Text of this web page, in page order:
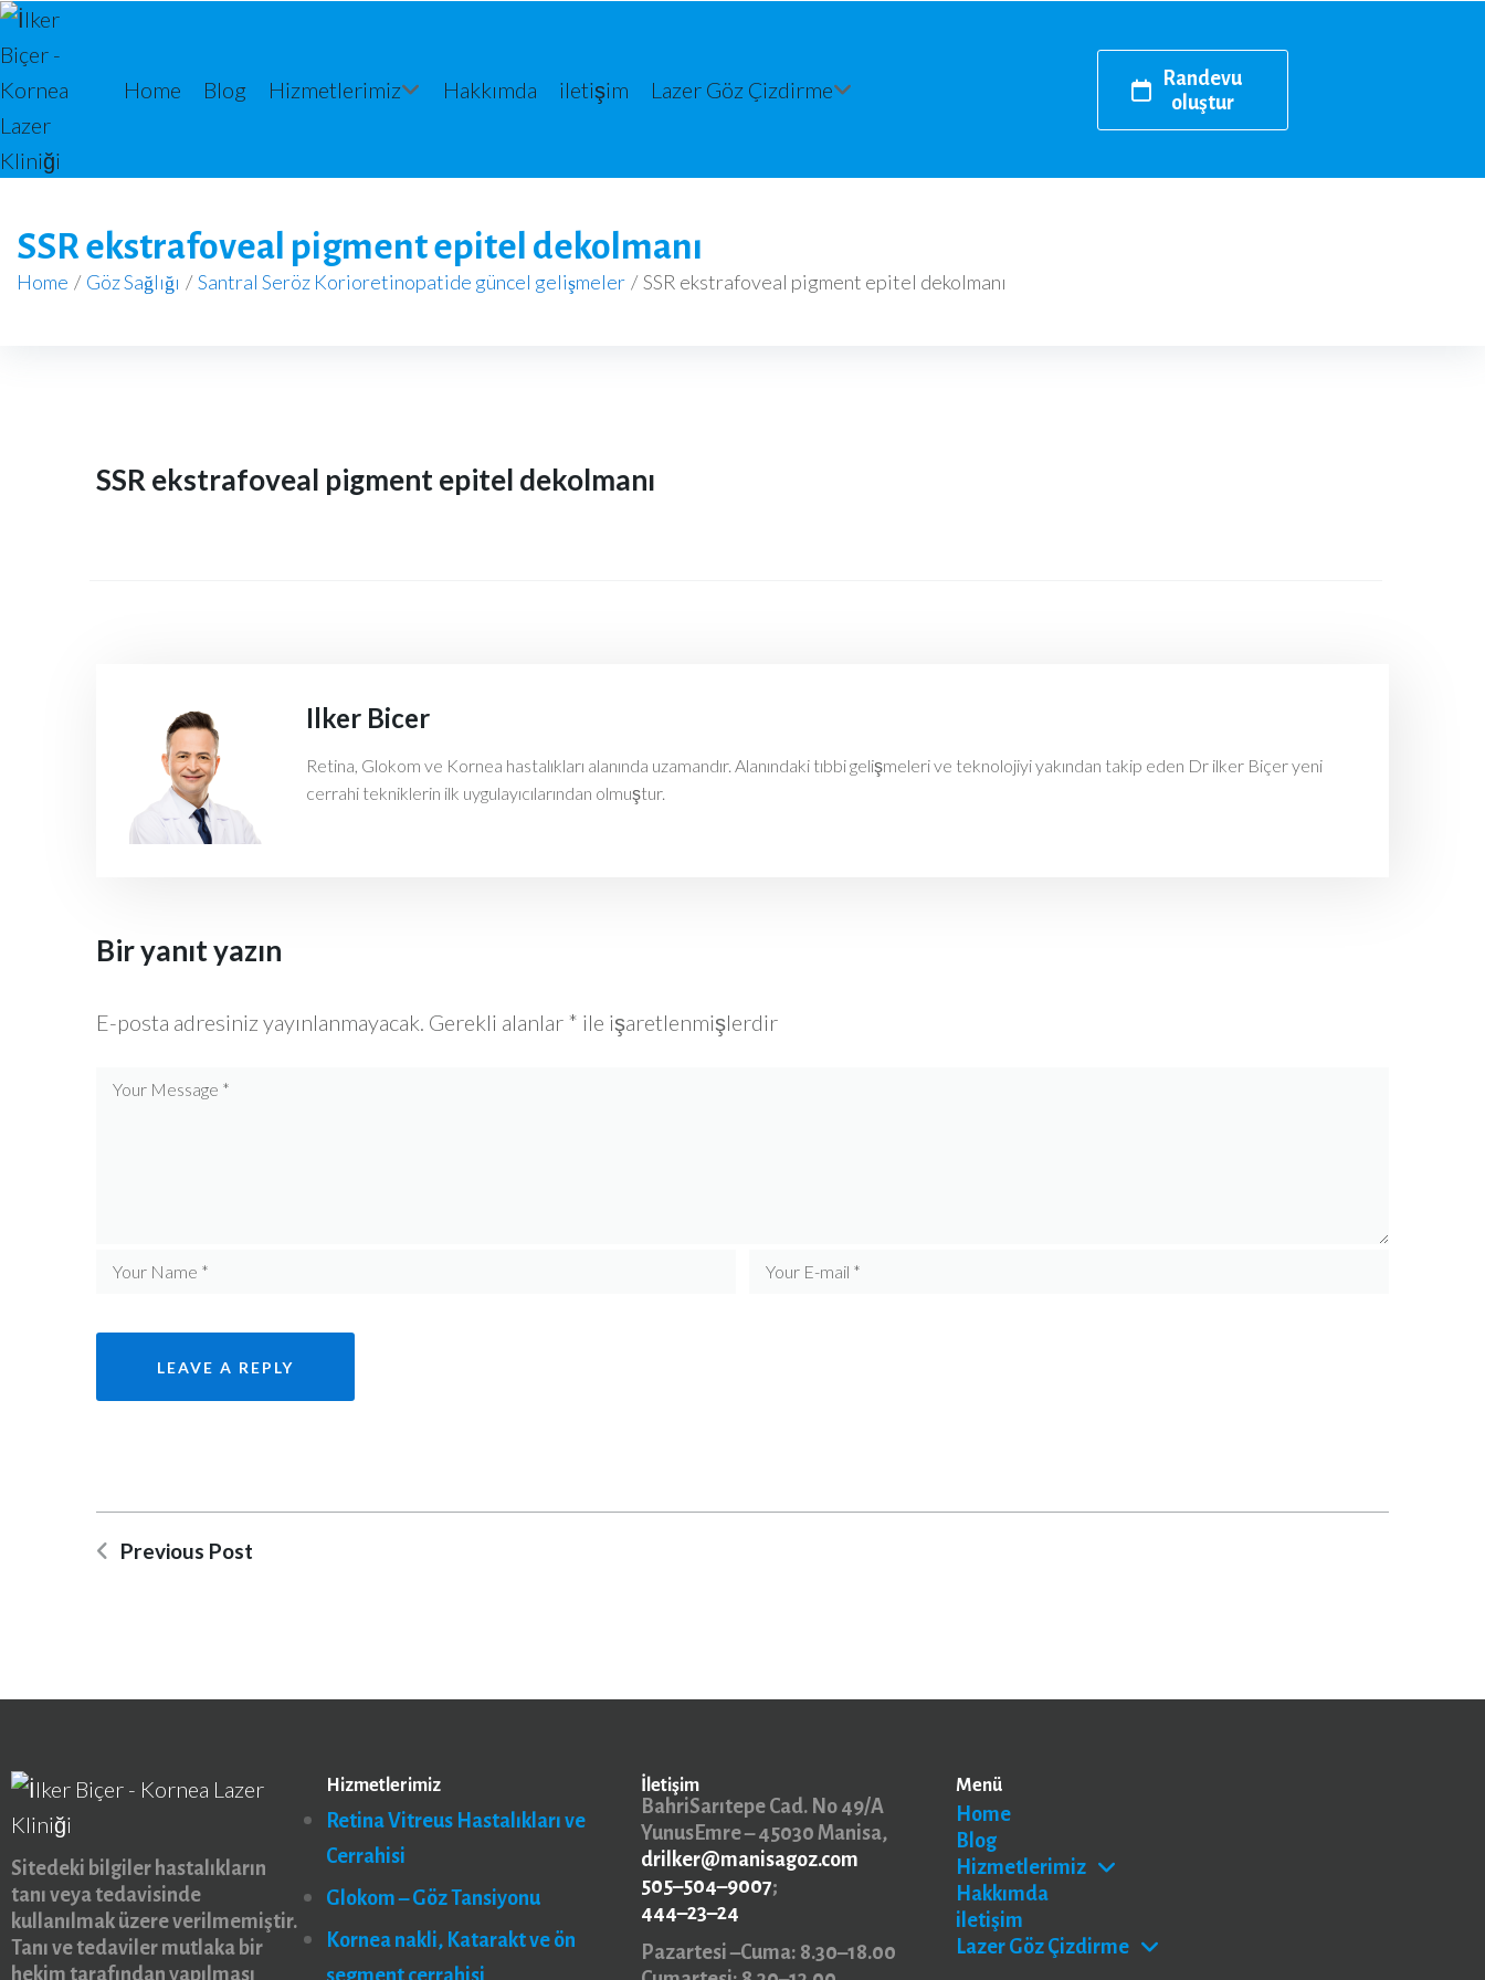
Home Blog Hizmetlerimiz Hakkımda iletişim Lazer Göz Çizdirme
Randevu
oluştur
SSR ekstrafoveal pigment epitel dekolmanı
Home / Göz Sağlığı / Santral Seröz Korioretinopatide güncel gelişmeler / SSR ekstrafoveal pigment epitel dekolmanı
SSR ekstrafoveal pigment epitel dekolmanı
Ilker Bicer
Retina, Glokom ve Kornea hastalıkları alanında uzamandır. Alanındaki tıbbi gelişmeleri ve teknolojiyi yakından takip eden Dr ilker Biçer yeni
cerrahi tekniklerin ilk uygulayıcılarından olmuştur.
Bir yanıt yazın
E-posta adresiniz yayınlanmayacak. Gerekli alanlar * ile işaretlenmişlerdir
Previous Post
Sitedeki bilgiler hastalıkların
tanı veya tedavisinde
kullanılmak üzere verilmemiştir.
Tanı ve tedaviler mutlaka bir
hekim tarafından yapılması
Hizmetlerimiz
Retina Vitreus Hastalıkları ve
Cerrahisi
Glokom – Göz Tansiyonu
Kornea nakli, Katarakt ve ön
segment cerrahisi
İletişim
BahriSarıtepe Cad. No 49/A
YunusEmre – 45030 Manisa,
drilker@manisagoz.com
505–504–9007;
444–23–24
Pazartesi –Cuma: 8.30–18.00
Menü
Home
Blog
Hizmetlerimiz
Hakkımda
iletişim
Lazer Göz Çizdirme